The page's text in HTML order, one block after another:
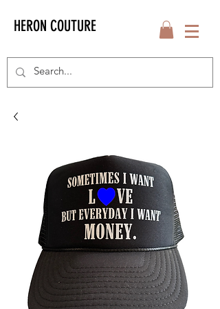
HERON COUTURE